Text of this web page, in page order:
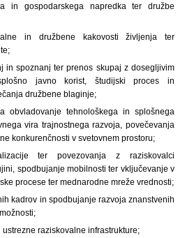
in gospodarskega napredka ter družbe
in družbene kakovosti življenja ter
in spoznanj ter prenos skupaj z dosegljivim
javno korist, študijski proces in
družbene blaginje;
obvladovanje tehnološkega in splošnega
vira trajnostnega razvoja, povečevanja
konkurenčnosti v svetovnem prostoru;
ter povezovanja z raziskovalci
spodbujanje mobilnosti ter vključevanje v
procese ter mednarodne mreže vrednosti;
kadrov in spodbujanje razvoja znanstvenih
raziskovalne infrastrukture;